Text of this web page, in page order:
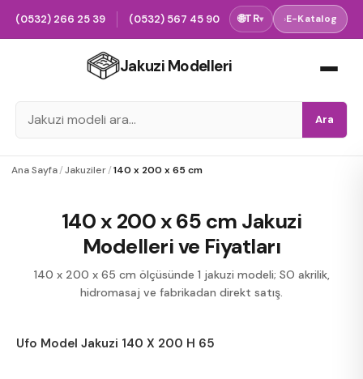
(0532) 266 25 39 (0532) 567 45 90 🌐TR▾ ›E-Katalog
Jakuzi Modelleri
Ara
Ana Sayfa/Jakuziler/140 x 200 x 65 cm
140 x 200 x 65 cm Jakuzi
Modelleri ve Fiyatları
140 x 200 x 65 cm ölçüsünde 1 jakuzi modeli; SO akrilik,
hidromasaj ve fabrikadan direkt satış.
Ufo Model Jakuzi 140 X 200 H 65